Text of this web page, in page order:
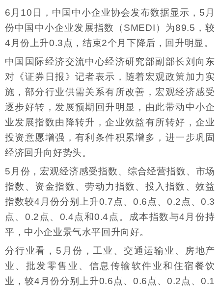
6月10日，中国中小企业协会发布数据显示，5月
份中国中小企业发展指数（SMEDI）为89.5，较
4月份上升0.3点，结束2个月下降后，回升明显。
中国国际经济交流中心经济研究部副部长刘向东
对《证券日报》记者表示，随着宏观政策加力实
施，部分行业供需关系有所改善，宏观经济感受
逐步好转，发展预期回升明显，由此带动中小企
业发展指数由降转升，企业效益有所转好，企业
投资意愿增强，有利条件积累增多，进一步巩固
经济回升向好势头。
5月份，宏观经济感受指数、综合经营指数、市场
指数、资金指数、劳动力指数、投入指数、效益
指数较4月份分别上升0.7点、0.6点、0.2点、0.3
点、0.2点、0.4点和0.4点。成本指数与4月份持
平，中小企业景气水平回升向好。
分行业看，5月份，工业、交通运输业、房地产
业、批发零售业、信息传输软件业和住宿餐饮
业，较4月份分别上升0.6点、0.6点、0.2点、0.1